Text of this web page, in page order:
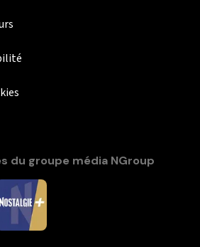
du groupe média NGroup